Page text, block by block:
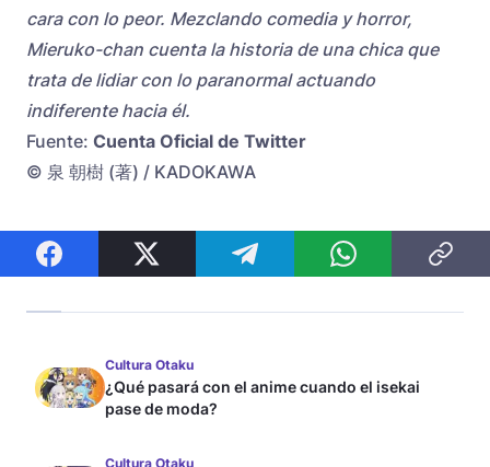
cara con lo peor. Mezclando comedia y horror,
Mieruko-chan cuenta la historia de una chica que
trata de lidiar con lo paranormal actuando
indiferente hacia él.
Fuente: Cuenta Oficial de Twitter
© 泉 朝樹 (著) / KADOKAWA
Cultura Otaku
¿Qué pasará con el anime cuando el isekai
pase de moda?
Cultura Otaku